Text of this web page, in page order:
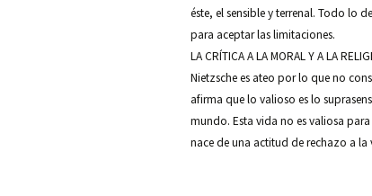
éste, el sensible y terrenal. Todo lo
para aceptar las limitaciones.
LA CRÍTICA A LA MORAL Y A LA
Nietzsche es ateo por lo que no
afirma que lo valioso es lo
mundo. Esta vida no es valiosa
nace de una actitud de rechazo a la